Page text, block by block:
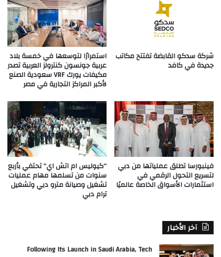
شركة سدكو القابضة تفتتح مكاتب
جديدة في كافد
استمرارًا لتوسعها في خمسة بلاد
عربية جونسون كنترولز العربية تصدر
مكيفات يورك VRF سعودية الصنع
لأكبر المراكز التجارية في مصر
فينبورسا تطلق عملياتها من دبي
لتسريع التحول الرقمي في
استثمارات الأسواق الخاصة عالميًا
“كيوليس ام اتش اي” تحتفي بأربع
سنوات من تسلمها مهام عمليات
تشغيل وصيانة مترو دبي وتشغيل
ترام دبي
آخر الأخبار
Following Its Launch in Saudi Arabia, Tech